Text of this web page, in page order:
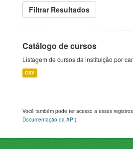
Filtrar Resultados
Catálogo de cursos
Listagem de cursos da instituição por
CSV
Você também pode ter acesso a esses
Documentação da API).